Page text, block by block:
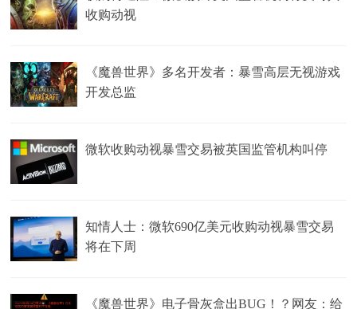
收购动视
《魔兽世界》多名开发者：暴雪高层无视游戏
开发总监
微软收购动视暴雪交易被英国监管机构叫停
知情人士：微软690亿美元收购动视暴雪交易
将在下周
《魔兽世界》电子骨灰盒出BUG！？网友：给